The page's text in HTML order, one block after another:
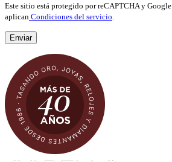
Este sitio está protegido por reCAPTCHA y Google
aplican Condiciones del servicio